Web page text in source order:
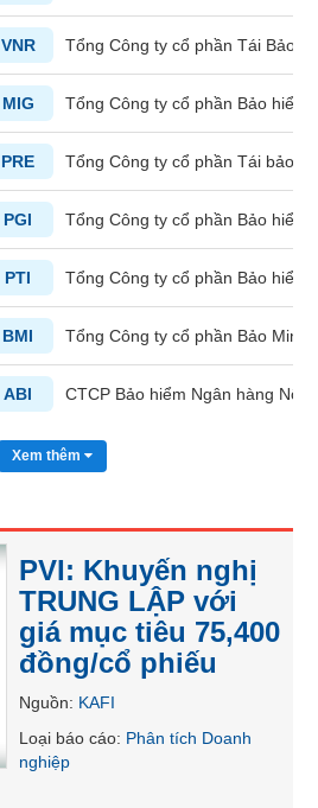
VNR Tổng Công ty cổ phần Tái Bảo
MIG Tổng Công ty cổ phần Bảo hiểm
PRE Tổng Công ty cổ phần Tái bảo
PGI Tổng Công ty cổ phần Bảo hiểm
PTI Tổng Công ty cổ phần Bảo hiểm
BMI Tổng Công ty cổ phần Bảo Minh
ABI CTCP Bảo hiểm Ngân hàng
Xem thêm
PVI: Khuyến nghị
TRUNG LẬP với
giá mục tiêu 75,400
đồng/cổ phiếu
Nguồn: KAFI
Loại báo cáo: Phân tích Doanh
nghiệp